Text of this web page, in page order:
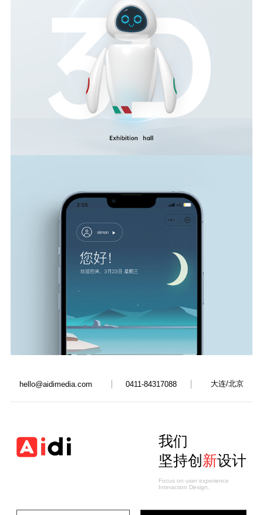
hello@aidimedia.com 0411-84317088 大连/北京
我们
坚持创新设计
Focus on user experience
Interaction Design.